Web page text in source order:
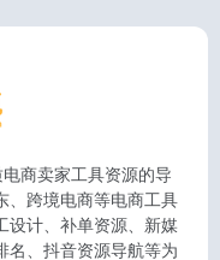
商卖家工具资源的导
、跨境电商等电商工具
设计、补单资源、新媒
名、抖音资源导航等为